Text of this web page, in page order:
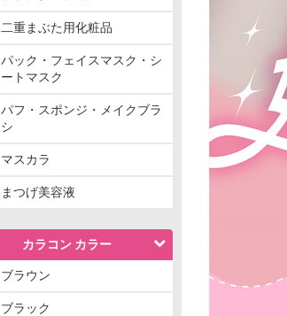
二重まぶた用化粧品
パック・フェイスマスク・シ
ートマスク
パフ・スポンジ・メイクブラ
シ
マスカラ
まつげ美容液
カラコン カラー
ブラウン
ブラック